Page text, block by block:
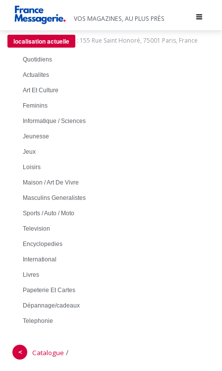
Toggle
VOS MAGAZINES, AU PLUS PRÈS
localisation actuelle : 155 Rue Saint Honoré, 75001 Paris, France
Quotidiens
Actualites
Art Et Culture
Feminins
Informatique / Sciences
Jeunesse
Jeux
Loisirs
Maison / Art De Vivre
Masculins Generalistes
Sports / Auto / Moto
Television
Encyclopedies
International
Livres
Papeterie Et Cartes
Dépannage/cadeaux
Telephonie
＜ Catalogue /